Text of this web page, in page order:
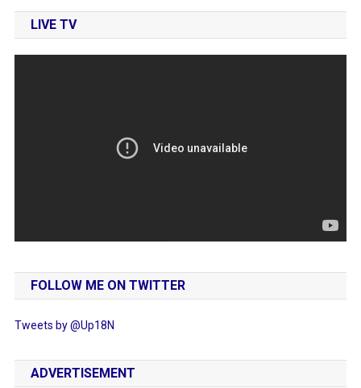
LIVE TV
FOLLOW ME ON TWITTER
Tweets by @Up18N
ADVERTISEMENT